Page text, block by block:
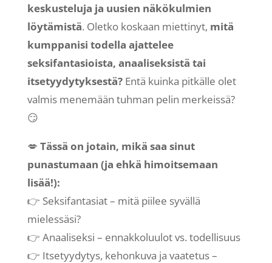
keskusteluja ja uusien näkökulmien
löytämistä. Oletko koskaan miettinyt, mitä
kumppanisi todella ajattelee
seksifantasioista, anaaliseksistä tai
itsetyydytyksestä?Entä kuinka pitkälle olet
valmis menemään tuhman pelin merkeissä?
😏
💋 Tässä on jotain, mikä saa sinut
punastumaan (ja ehkä himoitsemaan
lisää!):
👉 Seksifantasiat – mitä piilee syvällä
mielessäsi?
👉 Anaaliseksi – ennakkoluulot vs. todellisuus
👉 Itsetyydytys, kehonkuva ja vaatetus –